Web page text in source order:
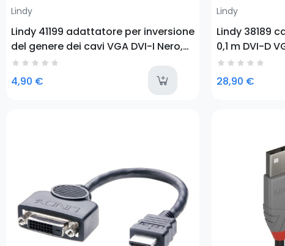
Lindy
Lindy 41199 adattatore per inversione
del genere dei cavi VGA DVI-I Nero,
Oro
4,90 €
Lindy
Lindy 38189
0,1 m DVI-D
28,90 €